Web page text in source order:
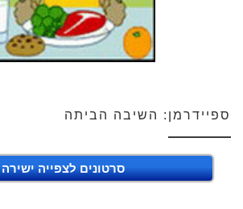
ספיידרמן: השיבה הביתה
סרטונים לצפייה ישירה